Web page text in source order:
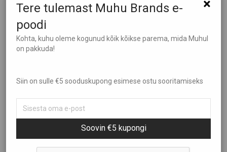
Aed ja Kümblus
Ehted
Elamused
Ilu Elab
Kinkekomplektid
Lastele
Populaarsus
Uudsus
Hind: madalamast kõrgemaks
Filtreeri hinna järgi
Oversize jope Putukate
Oversize jope
€375,00
×
Tere tulemast Muhu Brands e-
poodi
Kohta, kuhu oleme kogunud kõik kõikse parema, mida Muhul
on pakkuda!
Siin on sulle €5 sooduskupong esimese ostu sooritamiseks
Soovin €5 kupongi